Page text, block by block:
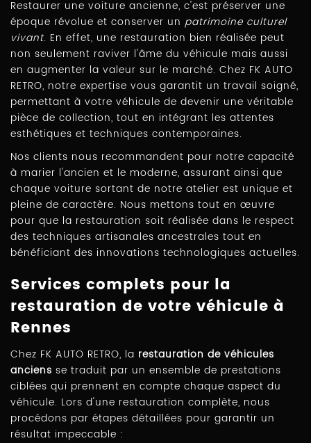
Restaurer une voiture ancienne, c'est préserver une
époque révolue et conserver un patrimoine culturel
vivant. En effet, une restauration bien réalisée peut
non seulement raviver l'âme du véhicule mais aussi
en augmenter la valeur sur le marché. Chez FK AUTO
RETRO, notre expertise vous garantit un travail soigné,
permettant à votre véhicule de devenir une véritable
pièce de collection, tout en intégrant les attentes
esthétiques et techniques contemporaines.
Nos clients nous recommandent pour notre capacité
à marier l'ancien et le moderne, assurant ainsi que
chaque voiture sortant de notre atelier est unique et
pleine de caractère. Nous mettons tout en œuvre
pour que la restauration soit réalisée dans le respect
des techniques artisanales ancestrales tout en
bénéficiant des innovations technologiques actuelles.
Services complets pour la
restauration de votre véhicule à
Rennes
Chez FK AUTO RETRO, la restauration de véhicules
anciens se traduit par un ensemble de prestations
ciblées qui prennent en compte chaque aspect du
véhicule. Lors d'une restauration complète, nous
procédons par étapes détaillées pour garantir un
résultat impeccable :